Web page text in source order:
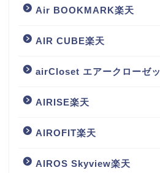
Air BOOKMARK楽天
AIR CUBE楽天
airCloset エアークローゼ
AIRISE楽天
AIROFIT楽天
AIROS Skyview楽天